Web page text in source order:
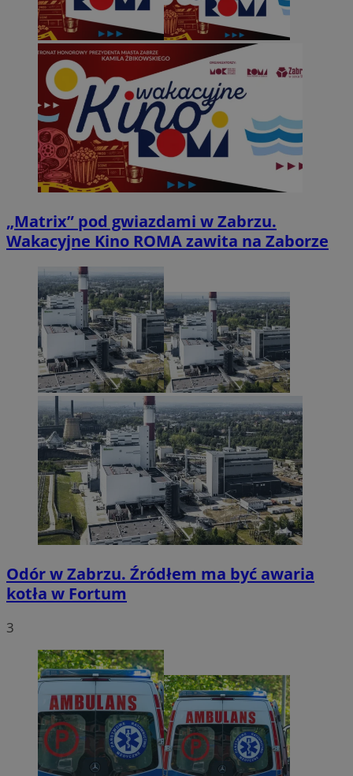
„Matrix” pod gwiazdami w Zabrzu.
Wakacyjne Kino ROMA zawita na Zaborze
Odór w Zabrzu. Źródłem ma być awaria
kotła w Fortum
3